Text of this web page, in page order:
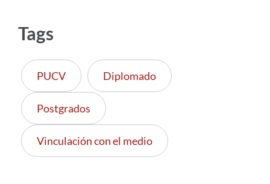
Tags
PUCV Diplomado
Postgrados
Vinculación con el medio